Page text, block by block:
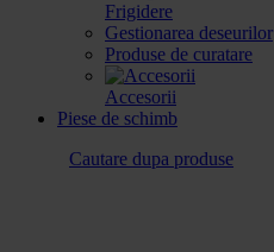
Frigidere
Gestionarea deseurilor
Produse de curatare
Accesorii
Piese de schimb
Cautare dupa produse